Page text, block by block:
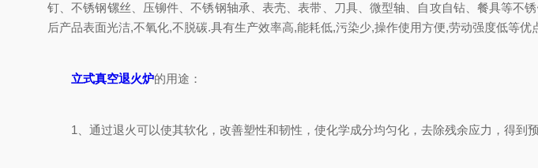
钉、不锈钢镙丝、压铆件、不锈钢轴承、表壳、表带、刀具、微型轴、自攻自钻、餐具等
后产品表面光洁,不氧化,不脱碳.具有生产效率高,能耗低,污染少,操作使用方便,劳动强度低等优
立式真空退火炉的用途：
1、通过退火可以使其软化，改善塑性和韧性，使化学成分均匀化，去除残余应力，得到预